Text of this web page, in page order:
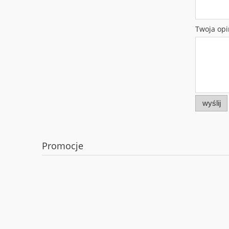
Twoja
wyślij
Promocje